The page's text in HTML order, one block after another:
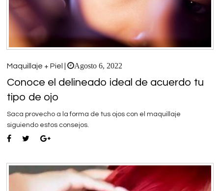
Maquillaje + Piel | Agosto 6, 2022
Conoce el delineado ideal de acuerdo tu
tipo de ojo
Saca provecho a la forma de tus ojos con el maquillaje
siguiendo estos consejos.